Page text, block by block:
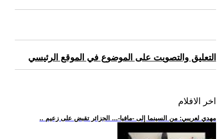
التعليق والتصويت على الموضوع في الموقع الرئيسي
اخر الافلام
.. مهدي لعريبي: من السينما إلى -مافيا-... الجزائر تقبض على زعيم